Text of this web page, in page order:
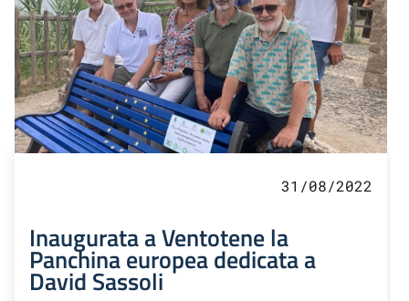
31/08/2022
Inaugurata a Ventotene la
Panchina europea dedicata a
David Sassoli